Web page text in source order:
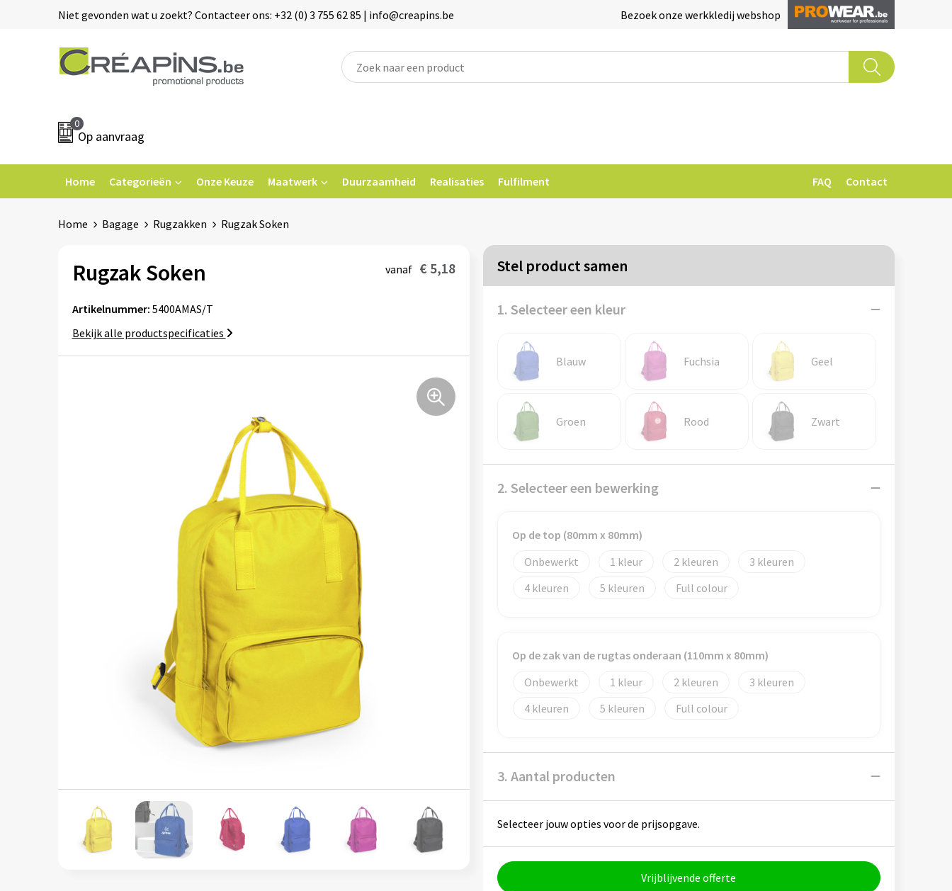
Niet gevonden wat u zoekt? Contacteer ons: +32 (0) 3 755 62 85 | info@creapins.be Bezoek onze werkkledij webshop
0
Op aanvraag
Home Categorieën Onze Keuze Maatwerk Duurzaamheid Realisaties Fulfilment FAQ Contact
Home Bagage Rugzakken Rugzak Soken
Rugzak Soken vanaf € 5,18
Artikelnummer: 5400AMAS/T
Bekijk alle productspecificaties
Stel product samen
1. Selecteer een kleur
Blauw Fuchsia Geel
Groen Rood Zwart
2. Selecteer een bewerking
Op de top (80mm x 80mm)
Onbewerkt
1 2
3
4
5 Full colour
Op de zak van de rugtas onderaan (110mm x 80mm)
Onbewerkt
1 2
3
4
5 Full colour
3. Aantal producten
Selecteer jouw opties voor de prijsopgave.
Vrijblijvende offerte